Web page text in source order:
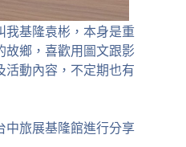
我基隆袁彬，本身是重
故鄉，喜歡用圖文跟影
活動內容，不定期也有
中旅展基隆館進行分享